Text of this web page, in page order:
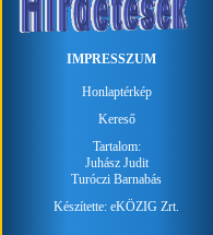
IMPRESSZUM
Honlaptérkép
Kereső
Tartalom:
Juhász Judit
Turóczi Barnabás
Készítette:eKÖZIG Zrt.